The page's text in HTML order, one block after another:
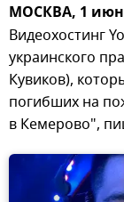
МОСКВА, 1
Видеохостинг
украинского
Кувиков),
погибших на
в Кемерово",